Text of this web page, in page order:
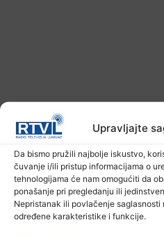
Upravljajte
Da bismo pružili najbolje iskustvo,
čuvanje i/ili pristup informacijama o
tehnologijama će nam omogućiti da
ponašanje pri pregledanju ili
Nepristanak ili povlačenje
određene karakteristike i funkcije.
U TK povećan broj
7. Augusta 2026.